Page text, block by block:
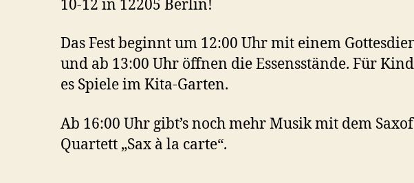
10-12 in 12205 Berlin!
Das Fest beginnt um 12:00 Uhr mit einem
und ab 13:00 Uhr öffnen die Essensstände. Für
es Spiele im Kita-Garten.
Ab 16:00 Uhr gibt’s noch mehr Musik mit dem
Quartett „Sax à la carte“.